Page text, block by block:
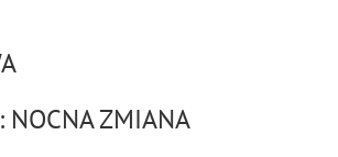
NOCNA ZMIANA